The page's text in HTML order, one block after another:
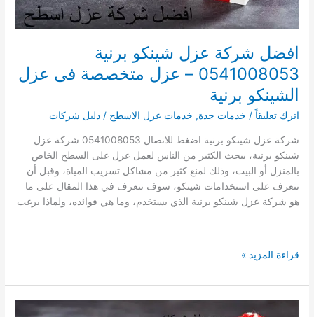
افضل شركة عزل شينكو برنية
0541008053 – عزل متخصصة فى عزل
الشينكو برنية
اترك تعليقاً / خدمات جدة, خدمات عزل الاسطح /دليل شركات
شركة عزل شينكو برنية اضغط للاتصال 0541008053 شركة عزل
شينكو برنية، يبحث الكثير من الناس لعمل عزل على السطح الخاص
بالمنزل أو البيت، وذلك لمنع كثير من مشاكل تسريب المياة، وقبل أن
نتعرف على استخدامات شينكو، سوف نتعرف في هذا المقال على ما
هو شركة عزل شينكو برنية الذي يستخدم، وما هي فوائده، ولماذا يرغب
افضل
عزل
شينكو
قراءة المزيد »